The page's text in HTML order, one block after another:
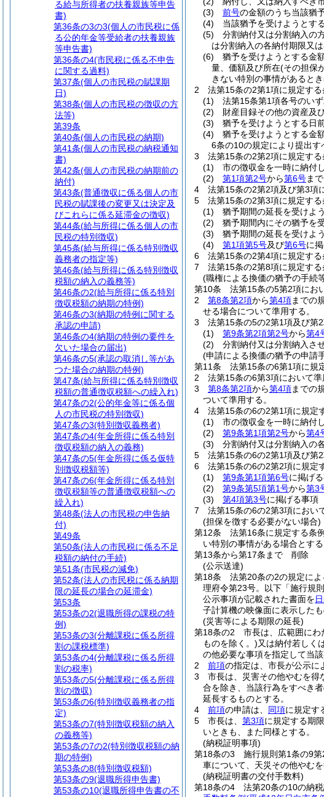
(3)
前号の金額のうち当該猶
(4)
当該猶予を受けようとす
(5)
分割納付又は分割納入の
は分割納入の各納付期限又
(6)
猶予を受けようとする金
量、価額及び所在(その担保
きない特別の事情があると
2
法第15条の2第1項に規定す
(1)
法第15条第1項各号のい
(2)
財産目録その他の資産及
(3)
猶予を受けようとする日
(4)
猶予を受けようとする金
6条の10の規定により提出
3
法第15条の2第2項に規定す
(1)
市の徴収金を一時に納付
(2)
第1項第2号から第6号ま
4
法第15条の2第2項及び第3項
5
法第15条の2第3項に規定す
(1)
猶予期間の延長を受けよ
(2)
猶予期間内にその猶予を
(3)
猶予期間の延長を受けよ
(4)
第1項第5号及び第6号に
6
法第15条の2第4項に規定する
7
法第15条の2第8項に規定する
(職権による換価の猶予の手続
第10条
法第15条の5第2項にお
2
第8条第2項から第4項までの
せる場合について準用する。
3
法第15条の5の2第1項及び第
(1)
第9条第2項第2号から第4
(2)
分割納付又は分割納入さ
(申請による換価の猶予の申請
第11条
法第15条の6第1項に規
2
法第15条の6第3項において
3
第8条第2項から第4項までの
ついて準用する。
4
法第15条の6の2第1項に規定
(1)
市の徴収金を一時に納付
(2)
第9条第1項第2号から第4
(3)
分割納付又は分割納入の
5
法第15条の6の2第1項及び第
6
法第15条の6の2第2項に規定
(1)
第9条第1項第6号に掲げ
(2)
第9条第5項第1号から第3
(3)
第4項第3号に掲げる事項
7
法第15条の6の2第3項におい
(担保を徴する必要がない場合)
第12条
法第16条に規定する条
い特別の事情がある場合とする
第13条から第17条まで
削除
(公示送達)
第18条
法第20条の2の規定に
理府令第23号。以下「施行規
公示事項が記載された書面を
子計算機の映像面に表示した
(災害等による期限の延長)
第18条の2
市長は、広範囲に
ものを除く。)又は納付若しく
の他必要な事項を指定して当
2
前項の指定は、市長が公示に
3
市長は、災害その他やむを得
合を除き、当該行為をすべき
延長するものとする。
4
前項の申請は、 同項に規定す
5
市長は、 第3項に規定する期
いときも、また同様とする。
(納税証明事項)
第18条の3
施行規則第1条の9
車について、天災その他やむ
(納税証明書の交付手数料)
第18条の4
法第20条の10の納
る給与所得者の扶養親族等申告
書)
第36条の3の3(個人の市民税に係
る公的年金等受給者の扶養親族
等申告書)
第36条の4(市民税に係る不申告
に関する過料)
第37条(個人の市民税の賦課期
日)
第38条(個人の市民税の徴収の方
法等)
第39条
第40条(個人の市民税の納期)
第41条(個人の市民税の納税通知
書)
第42条(個人の市民税の納期前の
納付)
第43条(普通徴収に係る個人の市
民税の賦課後の変更又は決定及
びこれらに係る延滞金の徴収)
第44条(給与所得に係る個人の市
民税の特別徴収)
第45条(給与所得に係る特別徴収
義務者の指定等)
第46条(給与所得に係る特別徴収
税額の納入の義務等)
第46条の2(給与所得に係る特別
徴収税額の納期の特例)
第46条の3(納期の特例に関する
承認の申請)
第46条の4(納期の特例の要件を
欠いた場合の届出)
第46条の5(承認の取消し等があ
つた場合の納期の特例)
第47条(給与所得に係る特別徴収
税額の普通徴収税額への繰入れ)
第47条の2(公的年金等に係る個
人の市民税の特別徴収)
第47条の3(特別徴収義務者)
第47条の4(年金所得に係る特別
徴収税額の納入の義務)
第47条の5(年金所得に係る仮特
別徴収税額等)
第47条の6(年金所得に係る特別
徴収税額等の普通徴収税額への
繰入れ)
第48条(法人の市民税の申告納
付)
第49条
第50条(法人の市民税に係る不足
税額の納付の手続)
第51条(市民税の減免)
第52条(法人の市民税に係る納期
限の延長の場合の延滞金)
第53条
第53条の2(退職所得の課税の特
例)
第53条の3(分離課税に係る所得
割の課税標準)
第53条の4(分離課税に係る所得
割の税率)
第53条の5(分離課税に係る所得
割の徴収)
第53条の6(特別徴収義務者の指
定)
第53条の7(特別徴収税額の納入
の義務等)
第53条の7の2(特別徴収税額の納
期の特例)
第53条の8(特別徴収税額)
第53条の9(退職所得申告書)
第53条の10(退職所得申告書の不